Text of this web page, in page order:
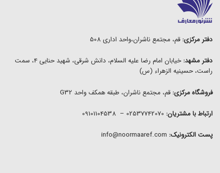
دفتر مرکزی: قم، مجتمع ناشران،واحد اداری 508
دفتر مشهد:
خیابان امام رضا علیه السلام، دانش شرقی، شهید حنایی 4، سمت
راست، حسینیه الزهراء (س)
فروشگاه مرکزی: قم، مجتمع ناشران، طبقه همکف واحد G32
ارتباط با مشتریان:
پست الکترونیک: info@noormaaref.com